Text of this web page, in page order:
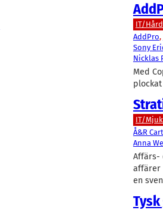
IT/
AddPro,
Sony
Nicklas
Med
IT/
Å&R
Anna
Affärs-
affärer
en